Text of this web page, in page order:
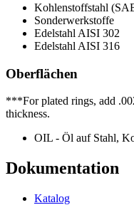
Kohlenstoffstahl
Sonderwerkstoffe
Edelstahl AISI 302
Edelstahl AISI 316
Oberflächen
***For plated rings, add
thickness.
OIL - Öl auf Stahl,
Dokumentation
Katalog